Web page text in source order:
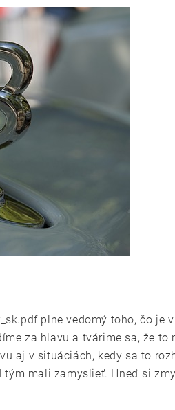
plne vedomý toho, čo je
za hlavu a tvárime sa, že to
aj v situáciách, kedy sa to
mali zamyslieť. Hneď si